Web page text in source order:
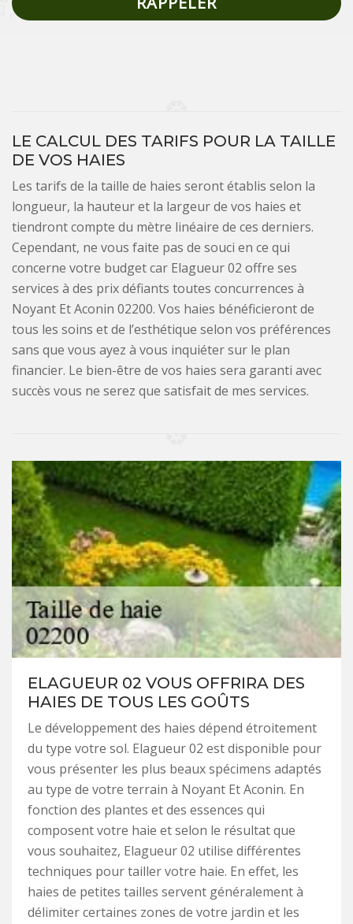
LE CALCUL DES TARIFS POUR LA TAILLE
DE VOS HAIES
Les tarifs de la taille de haies seront établis selon la
longueur, la hauteur et la largeur de vos haies et
tiendront compte du mètre linéaire de ces derniers.
Cependant, ne vous faite pas de souci en ce qui
concerne votre budget car Elagueur 02 offre ses
services à des prix défiants toutes concurrences à
Noyant Et Aconin 02200. Vos haies bénéficieront de
tous les soins et de l’esthétique selon vos préférences
sans que vous ayez à vous inquiéter sur le plan
financier. Le bien-être de vos haies sera garanti avec
succès vous ne serez que satisfait de mes services.
ELAGUEUR 02 VOUS OFFRIRA DES
HAIES DE TOUS LES GOÛTS
Le développement des haies dépend étroitement
du type votre sol. Elagueur 02 est disponible pour
vous présenter les plus beaux spécimens adaptés
au type de votre terrain à Noyant Et Aconin. En
fonction des plantes et des essences qui
composent votre haie et selon le résultat que
vous souhaitez, Elagueur 02 utilise différentes
techniques pour tailler votre haie. En effet, les
haies de petites tailles servent généralement à
délimiter certaines zones de votre jardin et les